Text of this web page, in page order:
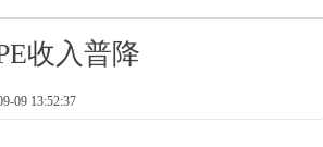
收入普降
09 13:52:37